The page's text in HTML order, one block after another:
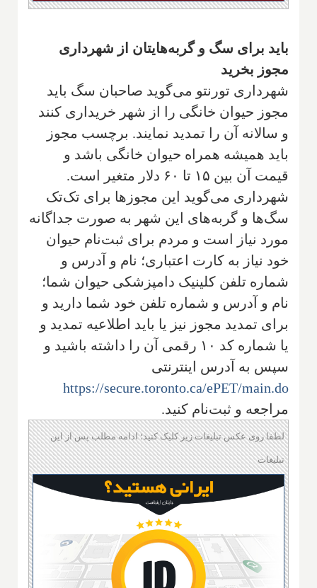
باید برای سگ و گربه‌هایتان از شهرداری
مجوز بخرید
شهرداری تورنتو می‌گوید صاحبان سگ باید
مجوز حیوان خانگی را از شهر خریداری کنند
و سالانه آن را تمدید نمایند. برچسب مجوز
باید همیشه همراه حیوان خانگی باشد و
قیمت آن بین ۱۵ تا ۶۰ دلار متغیر است.
شهرداری می‌گوید این مجوزها برای تک‌تک
سگ‌ها و گربه‌های این شهر به صورت جداگانه
مورد نیاز است و مردم برای ثبت‌نام حیوان
خود نیاز به کارت اعتباری؛ نام و آدرس و
شماره تلفن کلینیک دامپزشکی حیوان شما؛
نام و آدرس و شماره تلفن خود شما دارید و
برای تمدید مجوز نیز یا باید اطلاعیه تمدید و
یا شماره کد ۱۰ رقمی آن را داشته باشید و
سپس به آدرس اینترنتی
https://secure.toronto.ca/ePET/main.do
مراجعه و ثبت‌نام کنید.
لطفا روی عکس تبلیغات زیر کلیک کنید؛ ادامه مطلب پس از این
تبلیغات